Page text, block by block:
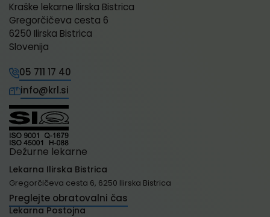
Kraške lekarne Ilirska Bistrica
Gregorčičeva cesta 6
6250 Ilirska Bistrica
Slovenija
05 711 17 40
info@krl.si
Dežurne lekarne
Lekarna Ilirska Bistrica
Gregorčičeva cesta 6, 6250 Ilirska Bistrica
Preglejte obratovalni čas
Lekarna Postojna